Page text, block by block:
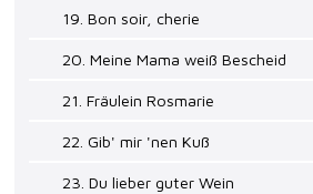
19. Bon soir, cherie
20. Meine Mama weiß Bescheid
21. Fräulein Rosmarie
22. Gib' mir 'nen Kuß
23. Du lieber guter Wein